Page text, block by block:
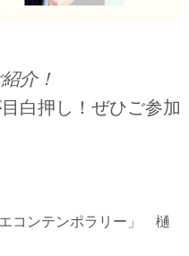
介！
白押し！ぜひご参加
コンテンポラリー」 樋